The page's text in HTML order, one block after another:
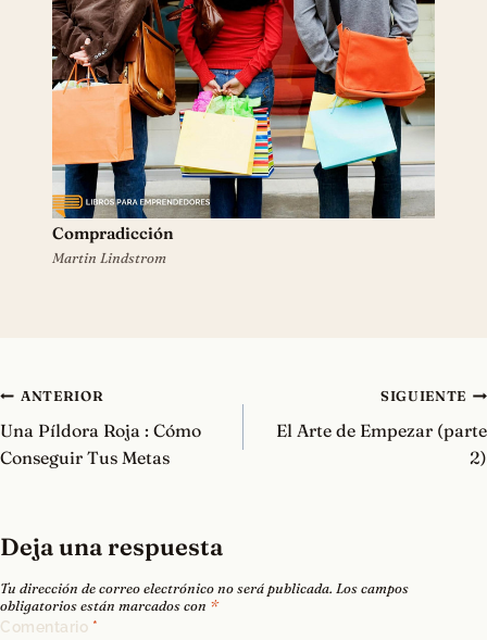
Compradicción
Martin Lindstrom
Navegación
de
entradas
ANTERIOR
Una Píldora Roja : Cómo
Conseguir Tus Metas
SIGUIENTE
El Arte de Empezar (parte
2)
Deja una respuesta
Tu dirección de correo electrónico no será publicada. Los campos
obligatorios están marcados con *
Comentario *